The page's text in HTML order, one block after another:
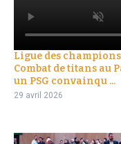
Ligue des champions
Combat de titans au
un PSG convainqu ...
29 avril 2026